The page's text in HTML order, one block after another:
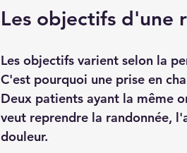
Les objectifs d'une
Les objectifs varient selon la
C'est pourquoi une prise en
Deux patients ayant la même
veut reprendre la randonnée,
douleur.